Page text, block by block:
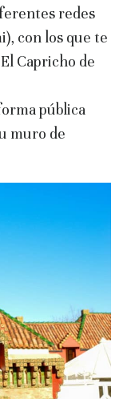
redes
con los que te
Capricho de
pública
muro de